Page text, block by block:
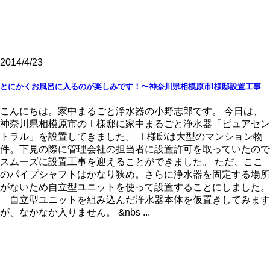
2014/4/23
とにかくお風呂に入るのが楽しみです！〜神奈川県相模原市I様邸設置工事
こんにちは。家中まるごと浄水器の小野志郎です。 今日は、
神奈川県相模原市のＩ様邸に家中まるごと浄水器「ピュアセン
トラル」を設置してきました。 Ｉ様邸は大型のマンション物
件。下見の際に管理会社の担当者に設置許可を取っていたので
スムーズに設置工事を迎えることができました。 ただ、ここ
のパイプシャフトはかなり狭め。さらに浄水器を固定する場所
がないため自立型ユニットを使って設置することにしました。
自立型ユニットを組み込んだ浄水器本体を仮置きしてみます
が、なかなか入りません。 &nbs ...